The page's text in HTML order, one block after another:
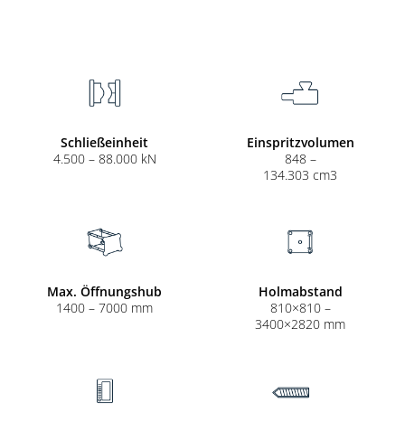
Schließeinheit
4.500 – 88.000 kN
Einspritzvolumen
848 –
134.303 cm3
Max. Öffnungshub
1400 – 7000 mm
Holmabstand
810×810 –
3400×2820 mm